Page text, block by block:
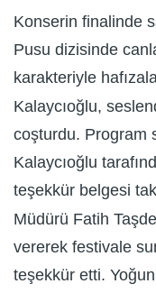
Konserin finalinde
Pusu dizisinde
karakteriyle
Kalaycıoğlu,
coşturdu. Program
Kalaycıoğlu
teşekkür belgesi
Müdürü Fatih
vererek festivale
teşekkür etti.